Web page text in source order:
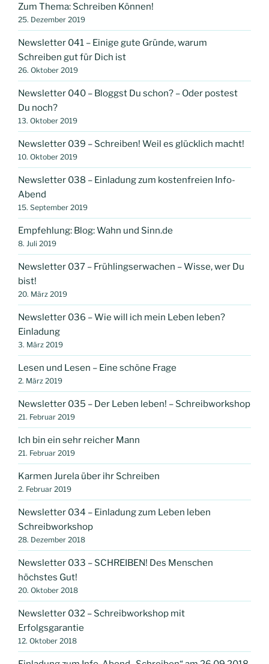
Zum Thema: Schreiben Können!
25. Dezember 2019
Newsletter 041 – Einige gute Gründe, warum
Schreiben gut für Dich ist
26. Oktober 2019
Newsletter 040 – Bloggst Du schon? – Oder postest
Du noch?
13. Oktober 2019
Newsletter 039 – Schreiben! Weil es glücklich macht!
10. Oktober 2019
Newsletter 038 – Einladung zum kostenfreien Info-
Abend
15. September 2019
Empfehlung: Blog: Wahn und Sinn.de
8. Juli 2019
Newsletter 037 – Frühlingserwachen – Wisse, wer Du
bist!
20. März 2019
Newsletter 036 – Wie will ich mein Leben leben?
Einladung
3. März 2019
Lesen und Lesen – Eine schöne Frage
2. März 2019
Newsletter 035 – Der Leben leben! – Schreibworkshop
21. Februar 2019
Ich bin ein sehr reicher Mann
21. Februar 2019
Karmen Jurela über ihr Schreiben
2. Februar 2019
Newsletter 034 – Einladung zum Leben leben
Schreibworkshop
28. Dezember 2018
Newsletter 033 – SCHREIBEN! Des Menschen
höchstes Gut!
20. Oktober 2018
Newsletter 032 – Schreibworkshop mit
Erfolgsgarantie
12. Oktober 2018